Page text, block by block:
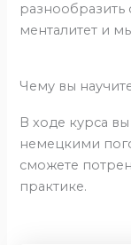
менталитет и
Чему вы
В ходе курса
немецкими
сможете
практике.